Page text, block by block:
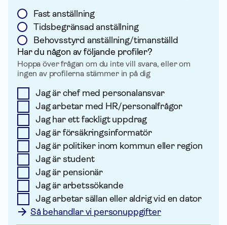
Fast anställning
Tidsbegränsad anställning
Behovsstyrd anställning/timanställd
Har du någon av följande profiler?
Hoppa över frågan om du inte vill svara, eller om
ingen av profilerna stämmer in på dig
Jag är chef med personalansvar
Jag arbetar med HR/personalfrågor
Jag har ett fackligt uppdrag
Jag är försäkringsinformatör
Jag är politiker inom kommun eller region
Jag är student
Jag är pensionär
Jag är arbetssökande
Jag arbetar sällan eller aldrig vid en dator
Så behandlar vi personuppgifter